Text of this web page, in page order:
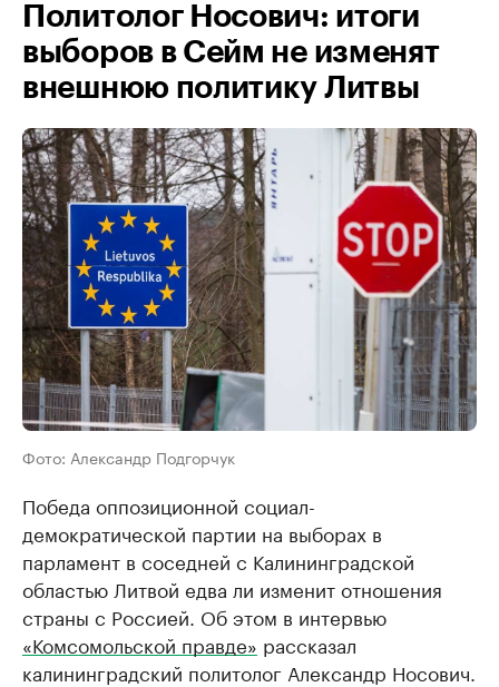
Политолог Носович: итоги
выборов в Сейм не изменят
внешнюю политику Литвы
Фото: Александр Подгорчук
Победа оппозиционной социал-
демократической партии на выборах в
парламент в соседней с Калининградской
областью Литвой едва ли изменит отношения
страны с Россией. Об этом в интервью
«Комсомольской правде» рассказал
калининградский политолог Александр Носович.